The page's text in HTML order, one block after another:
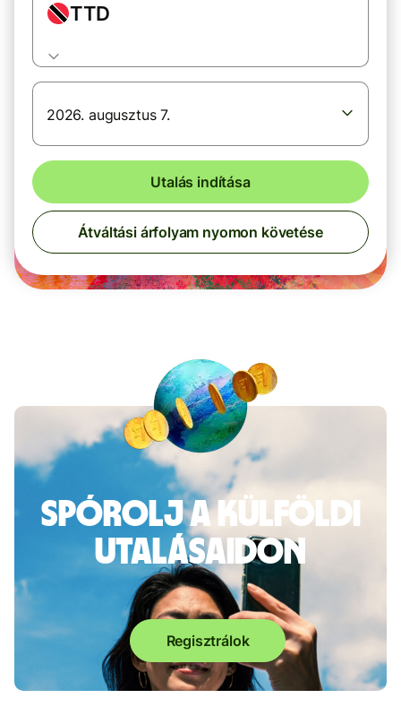
TTD
2026. augusztus 7.
Utalás indítása
Átváltási árfolyam nyomon követése
Spórolj a külföldi
utalásaidon
Regisztrálok